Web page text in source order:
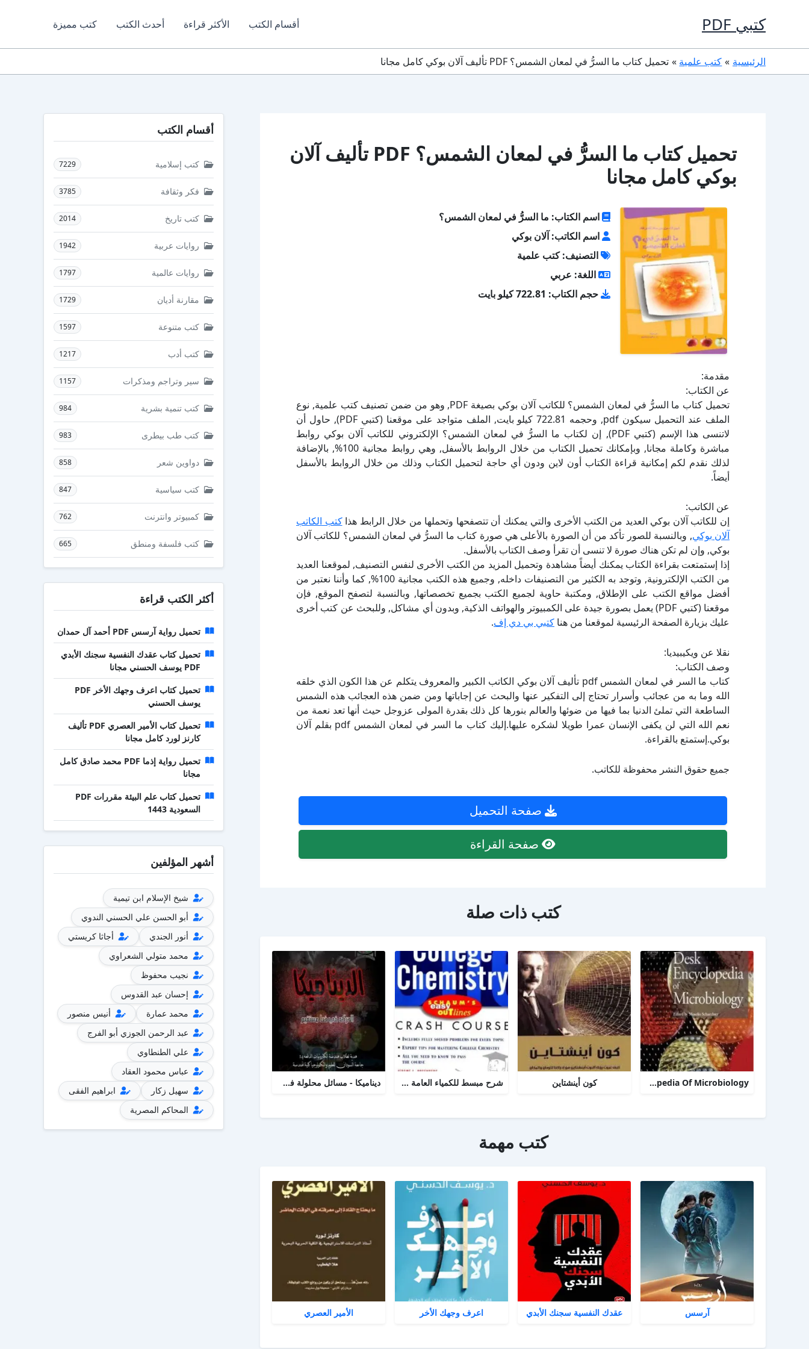
كتبي PDF أقسام الكتب الأكثر قراءة أحدث الكتب كتب مميزة
الرئيسية كتب علمية تحميل كتاب ما السرُّ في لمعان الشمس؟ PDF تأليف آلان بوكي كامل مجانا
تحميل كتاب ما السرُّ في لمعان الشمس؟ PDF تأليف آلان
بوكي كامل مجانا
اسم الكتاب: ما السرُّ في لمعان الشمس؟
اسم الكاتب: آلان بوكي
التصنيف: كتب علمية
اللغة: عربي
حجم الكتاب: 722.81 كيلو بايت
مقدمة:
عن الكتاب:
تحميل كتاب ما السرُّ في لمعان الشمس؟ للكاتب آلان بوكي بصيغة PDF, وهو من ضمن تصنيف كتب علمية, نوع
الملف عند التحميل سيكون pdf, وحجمه 722.81 كيلو بايت, الملف متواجد على موقعنا (كتبي PDF), حاول أن
لاتنسى هذا الإسم (كتبي PDF), إن لكتاب ما السرُّ في لمعان الشمس؟ الإلكتروني للكاتب آلان بوكي روابط
مباشرة وكاملة مجانا, وبإمكانك تحميل الكتاب من خلال الروابط بالأسفل, وهي روابط مجانية 100%, بالإضافة
لذلك نقدم لكم إمكانية قراءة الكتاب أون لاين ودون أي حاجة لتحميل الكتاب وذلك من خلال الروابط بالأسفل
أيضاً.
عن الكاتب:
إن للكاتب آلان بوكي العديد من الكتب الأخرى والتي يمكنك أن تتصفحها وتحملها من خلال الرابط هذاكتب الكاتب
آلان بوكي, وبالنسبة للصور تأكد من أن الصورة بالأعلى هي صورة كتاب ما السرُّ في لمعان الشمس؟ للكاتب آلان
بوكي, وإن لم تكن هناك صورة لا تنسى أن تقرأ وصف الكتاب بالأسفل.
إذا إستمتعت بقراءة الكتاب يمكنك أيضاً مشاهدة وتحميل المزيد من الكتب الأخرى لنفس التصنيف, لموقعنا العديد
من الكتب الإلكترونية, وتوجد به الكثير من التصنيفات داخله, وجميع هذه الكتب مجانية 100%, كما وأننا نعتبر من
أفضل مواقع الكتب على الإطلاق, ومكتبة حاوية لجميع الكتب بجميع تخصصاتها, وبالنسبة لتصفح الموقع, فإن
موقعنا (كتبي PDF) يعمل بصورة جيدة على الكمبيوتر والهواتف الذكية, وبدون أي مشاكل, وللبحث عن كتب أخرى
عليك بزيارة الصفحة الرئيسية لموقعنا من هنا كتبي بي دي إف.
نقلا عن ويكيبيديا:
وصف الكتاب:
كتاب ما السر في لمعان الشمس pdf تأليف آلان بوكي الكاتب الكبير والمعروف يتكلم عن هذا الكون الذي خلقه
الله وما به من عجائب وأسرار تحتاج إلى التفكير عنها والبحث عن إجاباتها ومن ضمن هذه العجائب هذه الشمس
الساطعة التي تملئ الدنيا بما فيها من ضوئها والعالم بنورها كل ذلك بقدرة المولى عزوجل حيث أنها تعد نعمة من
نعم الله التي لن يكفى الإنسان عمرا طويلا لشكره عليها.إليك كتاب ما السر في لمعان الشمس pdf بقلم آلان
بوكي.إستمتع بالقراءة.
جميع حقوق النشر محفوظة للكاتب.
صفحة التحميل
صفحة القراءة
كتب ذات صلة
TheDesk Encyclopedia Of Microbiology كون أينشتاين شرح مبسط للكمياء العامة college chemistry ديناميكا - مسائل محلولة في الحركة الخطية
كتب مهمة
آرسس عقدك النفسية سجنك الأبدي اعرف وجهك الأخر الأمير العصري
أقسام الكتب
كتب إسلامية 7229
فكر وثقافة 3785
كتب تاريخ 2014
روايات عربية 1942
روايات عالمية 1797
مقارنة أديان 1729
كتب متنوعة 1597
كتب أدب 1217
سير وتراجم ومذكرات 1157
كتب تنمية بشرية 984
كتب طب بيطرى 983
دواوين شعر 858
كتب سياسية 847
كمبيوتر وانترنت 762
كتب فلسفة ومنطق 665
أكثر الكتب قراءة
تحميل رواية آرسس PDF أحمد آل حمدان
تحميل كتاب عقدك النفسية سجنك الأبدي
PDF يوسف الحسني مجانا
تحميل كتاب اعرف وجهك الأخر PDF
يوسف الحسني
تحميل كتاب الأمير العصري PDF تأليف
كارنز لورد كامل مجانا
تحميل رواية إذما PDF محمد صادق كامل
مجانا
تحميل كتاب علم البيئة مقررات PDF
السعودية 1443
أشهر المؤلفين
شيخ الإسلام ابن تيمية
أبو الحسن علي الحسني الندوي
أنور الجندي
أجاثا كريستي
محمد متولي الشعراوي
نجيب محفوظ
إحسان عبد القدوس
محمد عمارة
أنيس منصور
عبد الرحمن الجوزي أبو الفرج
علي الطنطاوي
عباس محمود العقاد
سهيل زكار
ابراهيم الفقى
المحاكم المصرية